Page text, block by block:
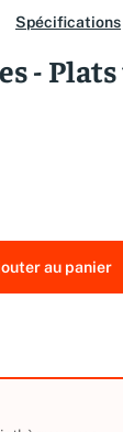
-
au panier